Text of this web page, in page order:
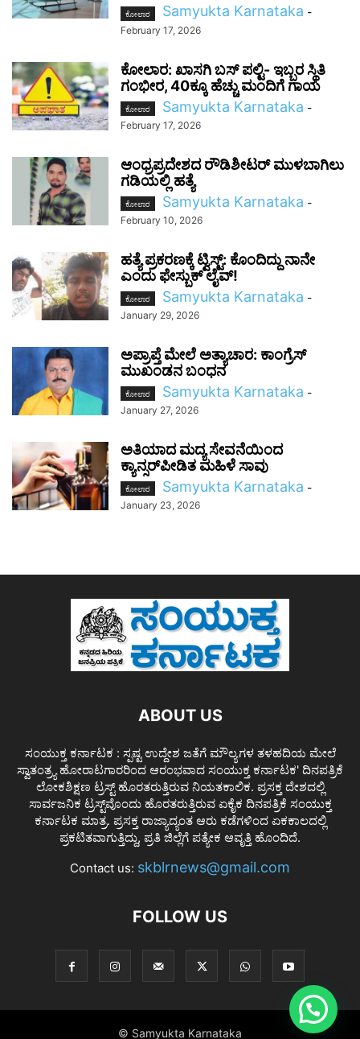
ಕೋಲಾರ Samyukta Karnataka -
February 17, 2026
ಕೋಲಾರ: ಖಾಸಗಿ ಬಸ್ ಪಲ್ಟಿ- ಇಬ್ಬರ ಸ್ಥಿತಿ
ಗಂಭೀರ, 40ಕ್ಕೂ ಹೆಚ್ಚು ಮಂದಿಗೆ ಗಾಯ
ಕೋಲಾರ Samyukta Karnataka -
February 17, 2026
ಆಂಧ್ರಪ್ರದೇಶದ ರೌಡಿಶೀಟರ್ ಮುಳಬಾಗಿಲು
ಗಡಿಯಲ್ಲಿ ಹತ್ಯೆ
ಕೋಲಾರ Samyukta Karnataka -
February 10, 2026
ಹತ್ಯೆ ಪ್ರಕರಣಕ್ಕೆ ಟ್ವಿಸ್ಟ್:‌ ಕೊಂದಿದ್ದು ನಾನೇ
ಎಂದು ಫೇಸ್ಬುಕ್‌ ಲೈವ್‌!
ಕೋಲಾರ Samyukta Karnataka -
January 29, 2026
ಅಪ್ರಾಪ್ತೆ ಮೇಲೆ ಅತ್ಯಾಚಾರ: ಕಾಂಗ್ರೆಸ್‌
ಮುಖಂಡನ ಬಂಧನ
ಕೋಲಾರ Samyukta Karnataka -
January 27, 2026
ಅತಿಯಾದ ಮದ್ಯ ಸೇವನೆಯಿಂದ
ಕ್ಯಾನ್ಸರ್‌ಪೀಡಿತ ಮಹಿಳೆ ಸಾವು
ಕೋಲಾರ Samyukta Karnataka -
January 23, 2026
ABOUT US
ಸಂಯುಕ್ತ ಕರ್ನಾಟಕ : ಸ್ಪಷ್ಟ ಉದ್ದೇಶ ಜತೆಗೆ ಮೌಲ್ಯಗಳ ತಳಹದಿಯ ಮೇಲೆ
ಸ್ವಾತಂತ್ರ್ಯ ಹೋರಾಟಗಾರರಿಂದ ಆರಂಭವಾದ ಸಂಯುಕ್ತ ಕರ್ನಾಟಕ' ದಿನಪತ್ರಿಕೆ
ಲೋಕಶಿಕ್ಷಣ ಟ್ರಸ್ಟ್ ಹೊರತರುತ್ತಿರುವ ನಿಯತಕಾಲಿಕ. ಪ್ರಸಕ್ತ ದೇಶದಲ್ಲಿ
ಸಾರ್ವಜನಿಕ ಟ್ರಸ್ಟ್‌ವೊಂದು ಹೊರತರುತ್ತಿರುವ ಏಕೈಕ ದಿನಪತ್ರಿಕೆ ಸಂಯುಕ್ತ
ಕರ್ನಾಟಕ ಮಾತ್ರ. ಪ್ರಸಕ್ತ ರಾಜ್ಯಾದ್ಯಂತ ಆರು ಕಡೆಗಳಿಂದ ಏಕಕಾಲದಲ್ಲಿ
ಪ್ರಕಟಿತವಾಗುತ್ತಿದ್ದು, ಪ್ರತಿ ಜಿಲ್ಲೆಗೆ ಪತ್ಯೇಕ ಆವೃತ್ತಿ ಹೊಂದಿದೆ.
Contact us: skblrnews@gmail.com
FOLLOW US
© Samyukta Karnataka